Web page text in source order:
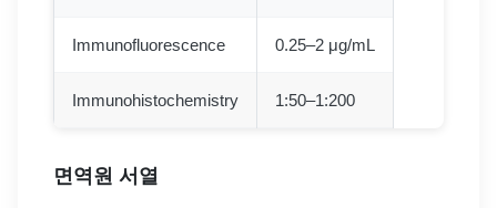
Immunofluorescence 0.25–2 μg/mL
Immunohistochemistry 1:50–1:200
면역원 서열